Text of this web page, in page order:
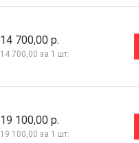
14 700,00 р.
14 700,00 за 1 шт.
19 100,00 р.
19 100,00 за 1 шт.